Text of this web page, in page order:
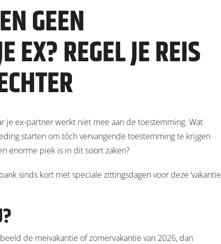
GEEN
EX? REGEL JE REIS
je ex-partner werkt niet mee aan de toestemming. Wat
starten om tóch vervangende toestemming te krijgen
enorme piek is in dit soort zaken?
sinds kort met speciale zittingsdagen voor deze ‘vakantie
de meivakantie of zomervakantie van 2026, dan